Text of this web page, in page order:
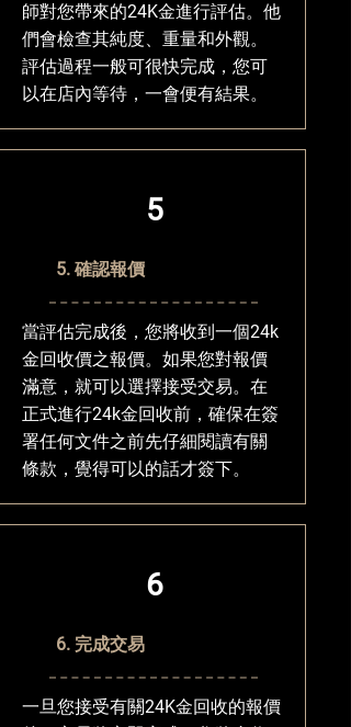
師對您帶來的24K金進行評估。他
們會檢查其純度、重量和外觀。
評估過程一般可很快完成，您可
以在店內等待，一會便有結果。
5
5. 確認報價
當評估完成後，您將收到一個24k
金回收價之報價。如果您對報價
滿意，就可以選擇接受交易。在
正式進行24k金回收前，確保在簽
署任何文件之前先仔細閱讀有關
條款，覺得可以的話才簽下。
6
6. 完成交易
一旦您接受有關24K金回收的報價